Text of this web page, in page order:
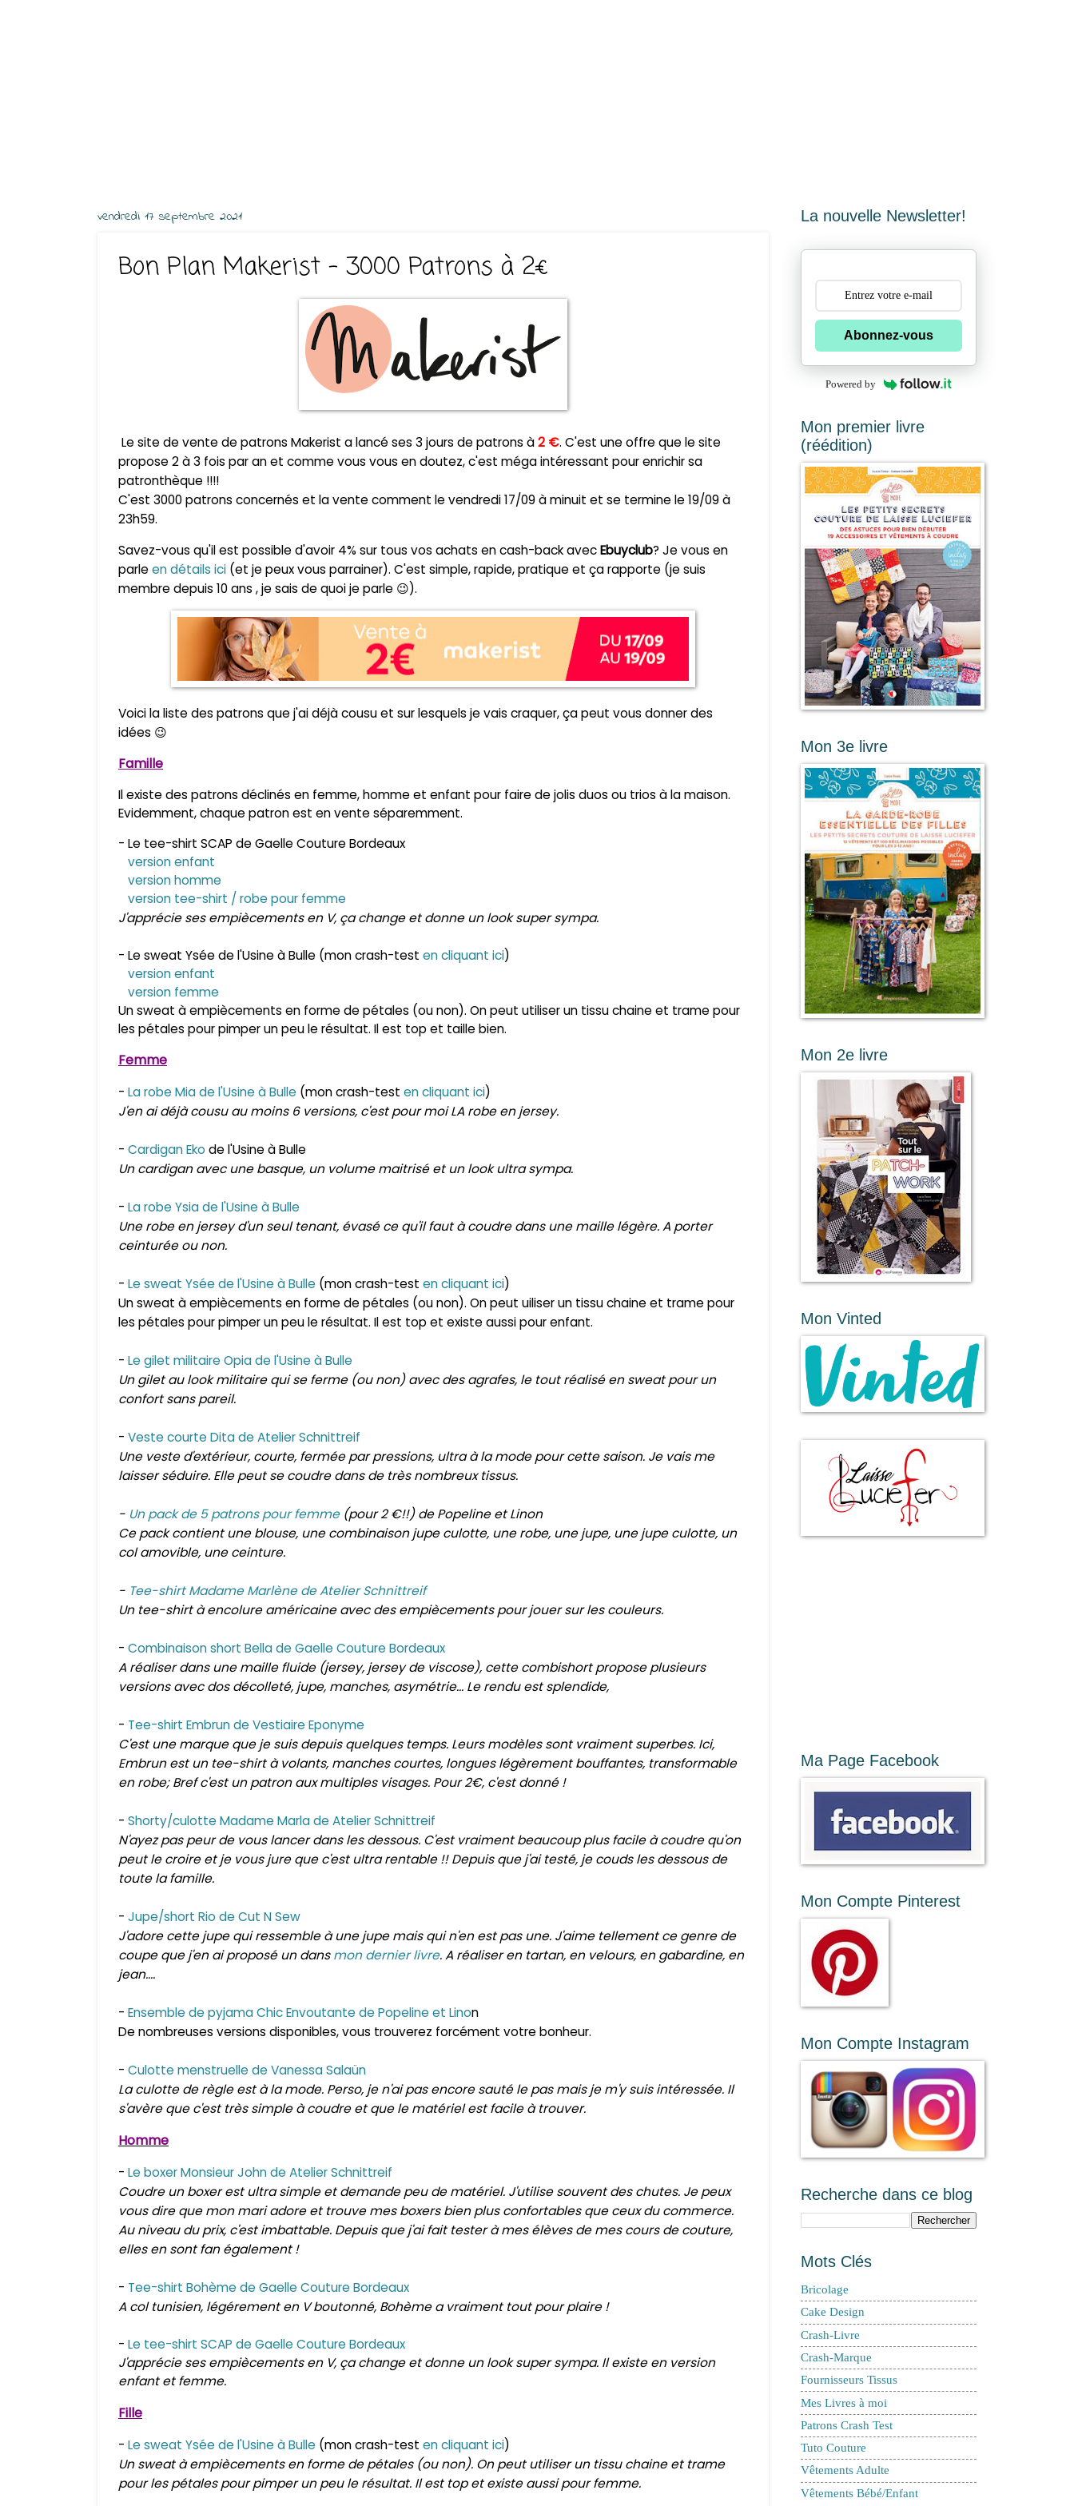
vendredi 17 septembre 2021
Bon Plan Makerist - 3000 Patrons à 2€
Le site de vente de patrons Makerist a lancé ses 3 jours de patrons à2 €. C'est une offre que le site
propose 2 à 3 fois par an et comme vous vous en doutez, c'est méga intéressant pour enrichir sa
patronthèque !!!!
C'est 3000 patrons concernés et la vente comment le vendredi 17/09 à minuit et se termine le 19/09 à
23h59.
Savez-vous qu'il est possible d'avoir 4% sur tous vos achats en cash-back avecEbuyclub? Je vous en
parleen détails ici (et je peux vous parrainer). C'est simple, rapide, pratique et ça rapporte (je suis
membre depuis 10 ans , je sais de quoi je parle 😉).
Voici la liste des patrons que j'ai déjà cousu et sur lesquels je vais craquer, ça peut vous donner des
idées 😉
Famille
Il existe des patrons déclinés en femme, homme et enfant pour faire de jolis duos ou trios à la maison.
Evidemment, chaque patron est en vente séparemment.
- Le tee-shirt SCAP de Gaelle Couture Bordeaux
version enfant
version homme
version tee-shirt / robe pour femme
J'apprécie sesempiècementsen V, ça change et donne un look super sympa.
- Le sweat Ysée de l'Usine à Bulle (mon crash-test en cliquant ici)
version enfant
version femme
Un sweat à empiècements en forme de pétales (ou non). On peut utiliser un tissu chaine et trame pour
les pétales pour pimper un peu le résultat. Il est top et taille bien.
Femme
- La robe Mia de l'Usine à Bulle (mon crash-test en cliquant ici)
J'en ai déjà cousu au moins 6 versions, c'est pour moi LA robe en jersey.
- Cardigan Eko de l'Usine à Bulle
Un cardigan avec une basque, un volume maitrisé et un look ultra sympa.
- La robe Ysia de l'Usine à Bulle
Une robe en jersey d'un seul tenant, évasé ce qu'il faut à coudre dans une maille légère. A porter
ceinturée ou non.
- Le sweat Ysée de l'Usine à Bulle (mon crash-test en cliquant ici)
Un sweat à empiècements en forme de pétales (ou non). On peut uiliser un tissu chaine et trame pour
les pétales pour pimper un peu le résultat. Il est top et existe aussi pour enfant.
- Le gilet militaire Opia de l'Usine à Bulle
Un gilet au look militaire qui se ferme (ou non) avec des agrafes, le tout réalisé en sweat pour un
confort sans pareil.
- Veste courte Dita de Atelier Schnittreif
Une veste d'extérieur, courte, fermée par pressions, ultra à la mode pour cette saison. Je vais me
laisser séduire. Elle peut se coudre dans de très nombreux tissus.
- Un pack de 5 patrons pour femme(pour 2 €!!) de Popeline et Linon
Ce pack contient une blouse, une combinaison jupe culotte, une robe, une jupe, une jupe culotte, un
col amovible, une ceinture.
- Tee-shirt Madame Marlène de Atelier Schnittreif
Un tee-shirt à encolure américaine avec des empiècements pour jouer sur les couleurs.
- Combinaison short Bella de Gaelle Couture Bordeaux
A réaliser dans une maille fluide (jersey, jersey de viscose), cette combishort propose plusieurs
versions avec dos décolleté, jupe, manches, asymétrie... Le rendu est splendide,
- Tee-shirt Embrun de Vestiaire Eponyme
C'est une marque que je suis depuis quelques temps. Leurs modèles sont vraiment superbes. Ici,
Embrun est un tee-shirt à volants, manches courtes, longues légèrement bouffantes, transformable
en robe; Bref c'est un patron aux multiples visages. Pour 2€, c'est donné !
- Shorty/culotte Madame Marla de Atelier Schnittreif
N'ayez pas peur de vous lancer dans les dessous. C'est vraiment beaucoup plus facile à coudre qu'on
peut le croire et je vous jure que c'est ultra rentable !! Depuis que j'ai testé, je couds les dessous de
toute la famille.
- Jupe/short Rio de Cut N Sew
J'adore cette jupe qui ressemble à une jupe mais qui n'en est pas une. J'aime tellement ce genre de
coupe que j'en ai proposé un dansmon dernier livre. A réaliser en tartan, en velours, en gabardine, en
jean....
- Ensemble de pyjama Chic Envoutante de Popeline et Linon
De nombreuses versions disponibles, vous trouverez forcément votre bonheur.
- Culotte menstruelle de Vanessa Salaün
La culotte de règle est à la mode. Perso, je n'ai pas encore sauté le pas mais je m'y suis intéressée. Il
s'avère que c'est très simple à coudre et que le matériel est facile à trouver.
Homme
- Le boxer Monsieur John de Atelier Schnittreif
Coudre un boxer est ultra simple et demande peu de matériel. J'utilise souvent des chutes. Je peux
vous dire que mon mari adore et trouve mes boxers bien plus confortables que ceux du commerce.
Au niveau du prix, c'est imbattable. Depuis que j'ai fait tester à mes élèves de mes cours de couture,
elles en sont fan également !
- Tee-shirt Bohème de Gaelle Couture Bordeaux
A col tunisien, légérement en V boutonné, Bohème a vraiment tout pour plaire !
- Le tee-shirt SCAP de Gaelle Couture Bordeaux
J'apprécie sesempiècementsen V, ça change et donne un look super sympa. Il existe en version
enfant et femme.
Fille
- Le sweat Ysée de l'Usine à Bulle (mon crash-test en cliquant ici)
Un sweat à empiècements en forme de pétales (ou non). On peut utiliser un tissu chaine et trame
pour les pétales pour pimper un peu le résultat. Il est top et existe aussi pour femme.
La nouvelle Newsletter!
Abonnez-vous
Powered by
Mon premier livre
(réédition)
Mon 3e livre
Mon 2e livre
Mon Vinted
Ma Page Facebook
Mon Compte Pinterest
Mon Compte Instagram
Recherche dans ce blog
Mots Clés
Bricolage
Cake Design
Crash-Livre
Crash-Marque
Fournisseurs Tissus
Mes Livres à moi
Patrons Crash Test
Tuto Couture
Vêtements Adulte
Vêtements Bébé/Enfant